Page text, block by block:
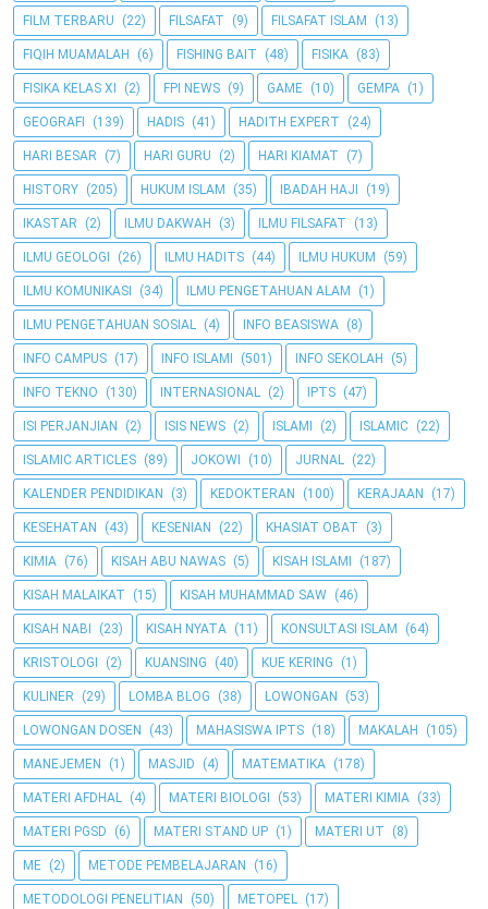
FILM TERBARU (22) FILSAFAT (9) FILSAFAT ISLAM (13)
FIQIH MUAMALAH (6) FISHING BAIT (48) FISIKA (83)
FISIKA KELAS XI (2) FPI NEWS (9) GAME (10) GEMPA (1)
GEOGRAFI (139) HADIS (41) HADITH EXPERT (24)
HARI BESAR (7) HARI GURU (2) HARI KIAMAT (7)
HISTORY (205) HUKUM ISLAM (35) IBADAH HAJI (19)
IKASTAR (2) ILMU DAKWAH (3) ILMU FILSAFAT (13)
ILMU GEOLOGI (26) ILMU HADITS (44) ILMU HUKUM (59)
ILMU KOMUNIKASI (34) ILMU PENGETAHUAN ALAM (1)
ILMU PENGETAHUAN SOSIAL (4) INFO BEASISWA (8)
INFO CAMPUS (17) INFO ISLAMI (501) INFO SEKOLAH (5)
INFO TEKNO (130) INTERNASIONAL (2) IPTS (47)
ISI PERJANJIAN (2) ISIS NEWS (2) ISLAMI (2) ISLAMIC (22)
ISLAMIC ARTICLES (89) JOKOWI (10) JURNAL (22)
KALENDER PENDIDIKAN (3) KEDOKTERAN (100) KERAJAAN (17)
KESEHATAN (43) KESENIAN (22) KHASIAT OBAT (3)
KIMIA (76) KISAH ABU NAWAS (5) KISAH ISLAMI (187)
KISAH MALAIKAT (15) KISAH MUHAMMAD SAW (46)
KISAH NABI (23) KISAH NYATA (11) KONSULTASI ISLAM (64)
KRISTOLOGI (2) KUANSING (40) KUE KERING (1)
KULINER (29) LOMBA BLOG (38) LOWONGAN (53)
LOWONGAN DOSEN (43) MAHASISWA IPTS (18) MAKALAH (105)
MANEJEMEN (1) MASJID (4) MATEMATIKA (178)
MATERI AFDHAL (4) MATERI BIOLOGI (53) MATERI KIMIA (33)
MATERI PGSD (6) MATERI STAND UP (1) MATERI UT (8)
ME (2) METODE PEMBELAJARAN (16)
METODOLOGI PENELITIAN (50) METOPEL (17)